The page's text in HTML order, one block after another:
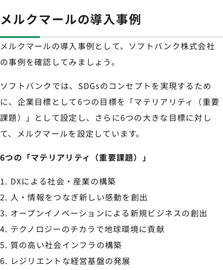
メルクマールの導入事例
メルクマールの導入事例として、ソフトバンク株式会社
の事例を確認してみましょう。
ソフトバンクでは、SDGsのコンセプトを実現するため
に、企業目標として6つの目標を「マテリアリティ（重要
課題）」として設定し、さらに6つの大きな目標に対し
て、メルクマールを設定しています。
6つの「マテリアリティ（重要課題）」
DXによる社会・産業の構築
人・情報をつなぎ新しい感動を創出
オープンイノベーションによる新規ビジネスの創出
テクノロジーのチカラで地球環境に貢献
質の高い社会インフラの構築
レジリエントな経営基盤の発展